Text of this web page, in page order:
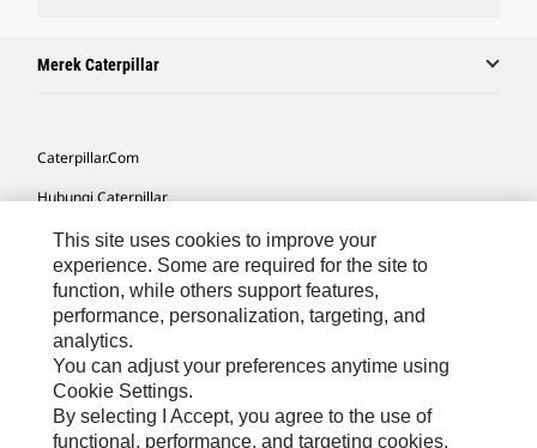
Merek Caterpillar
Caterpillar.com
Hubungi Caterpillar
Preferensi Pemasaran Saya
Peta Situs
Cookie Settings
Hukum
Privasi
This site uses cookies to improve your
experience. Some are required for the site to
function, while others support features,
performance, personalization, targeting, and
analytics.
You can adjust your preferences anytime using
Cookie Settings.
By selecting I Accept, you agree to the use of
functional, performance, and targeting cookies.